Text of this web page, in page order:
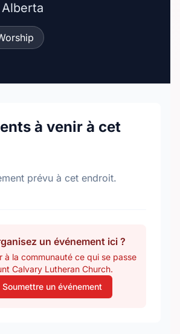
à venir à cet
prévu à cet endroit.
un événement ici ?
à la communauté ce qui se passe
Calvary Lutheran Church.
Soumettre un événement